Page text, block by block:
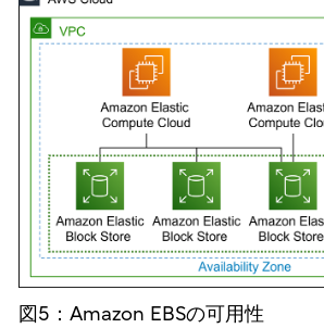
図5：Amazon EBSの可用性